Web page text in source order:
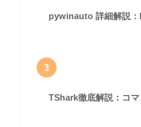
pywinauto 詳細解説：
3
TShark徹底解説：コ